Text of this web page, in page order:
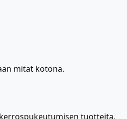
mitat kotona.
tuotteita,